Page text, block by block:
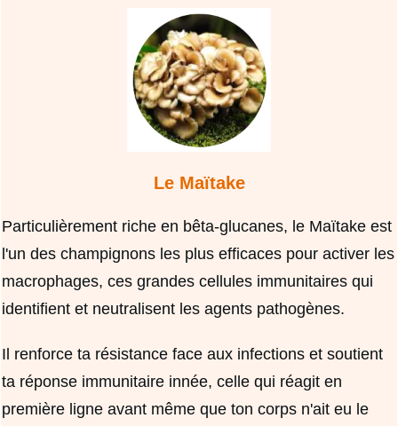
Le Maïtake
Particulièrement riche en bêta-glucanes, le Maïtake est
l'un des champignons les plus efficaces pour activer les
macrophages, ces grandes cellules immunitaires qui
identifient et neutralisent les agents pathogènes.
Il renforce ta résistance face aux infections et soutient
ta réponse immunitaire innée, celle qui réagit en
première ligne avant même que ton corps n'ait eu le